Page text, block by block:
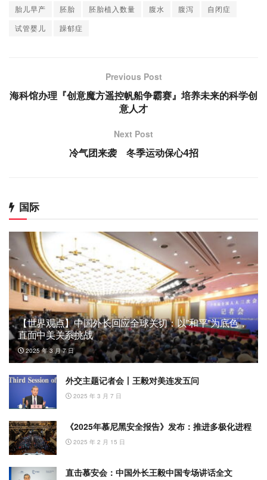
胎儿早产 胚胎 胚胎植入数量 腹水 腹泻
自闭症
试管婴儿
躁郁症
Previous Post
海科馆办理『创意魔方遥控帆船争霸赛』培养未来的科学创
意人才
Next Post
冷气团来袭 冬季运动保心4招
国际
【世界观点】中国外长回应全球关切：以”和平”为底色，
直面中美关系挑战
2025 年 3 月 7 日
外交主题记者会丨王毅对美连发五问
2025 年 3 月 7 日
《2025年慕尼黑安全报告》发布：推进多极化进程
2025 年 2 月 15 日
直击慕安会：中国外长王毅中国专场讲话全文